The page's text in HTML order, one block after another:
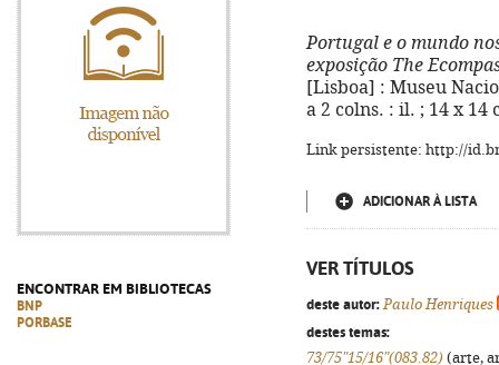
ENCONTRAR EM BIBLIOTECAS
BNP
PORBASE
Portugal e o mundo
exposição The
[Lisboa] : Museu
a 2 colns. : il. ; 14 x 14
Link persistente: http://
ADICIONAR À LISTA
VER TÍTULOS
deste autor: Paulo Henriques
destes temas:
73/75"15/16"(083.82) (arte,